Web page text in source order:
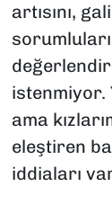
artısını,
istenmiyor.
ama
eleştiren
iddiaları